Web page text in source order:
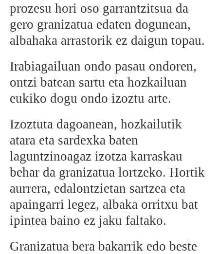
prozesu hori oso garrantzitsua da
gero granizatua edaten dogunean,
albahaka arrastorik ez daigun topau.
Irabiagailuan ondo pasau ondoren,
ontzi batean sartu eta hozkailuan
eukiko dogu ondo izoztu arte.
Izoztuta dagoanean, hozkailutik
atara eta sardexka baten
laguntzinoagaz izotza karraskau
behar da granizatua lortzeko. Hortik
aurrera, edalontzietan sartzea eta
apaingarri legez, albaka orritxu bat
ipintea baino ez jaku faltako.
Granizatua bera bakarrik edo beste